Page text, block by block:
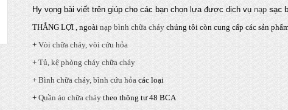
Hy vọng bài viết trên giúp cho các bạn chọn lựa được dịch vụ nạp sạc
THẮNG LỢI , ngoài nạp bình chữa cháy chúng tôi còn cung cấp các sản
+ Vòi chữa cháy, vòi cứu hỏa
+ Tủ, kệ phòng cháy chữa cháy
+ Bình chữa cháy, bình cứu hỏa các loại
+ Quần áo chữa cháy theo thông tư 48 BCA